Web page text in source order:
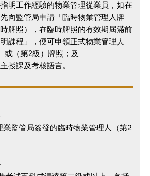
明工作經驗的物業管理從業員，如在
向監管局申請「臨時物業管理人牌
牌照），在臨時牌照的有效期屆滿前
課程」，便可申領正式物業管理人
或（第2級）牌照；及
授課及考核語言。
業監管局簽發的臨時物業管理人（第2